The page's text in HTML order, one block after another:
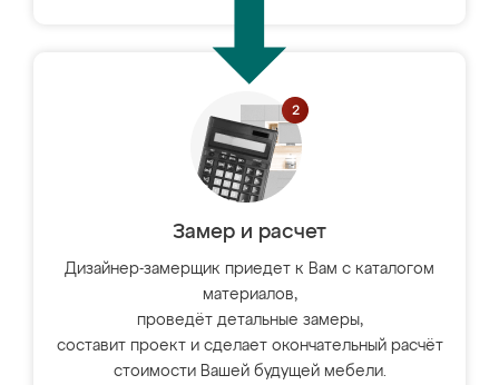
Замер и расчет
Дизайнер-замерщик приедет к Вам с каталогом
материалов,
проведёт детальные замеры,
составит проект и сделает окончательный расчёт
стоимости Вашей будущей мебели.